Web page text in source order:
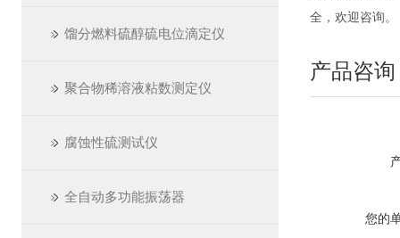
馏分燃料硫醇硫电位滴定仪
聚合物稀溶液粘数测定仪
腐蚀性硫测试仪
全自动多功能振荡器
全，欢迎咨询。
产品咨询
您的